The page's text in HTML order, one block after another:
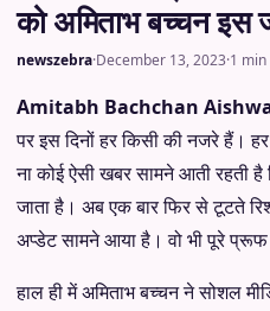
को अमिताभ बच्चन इस
newszebra·December 13, 2023·1
Amitabh Bachchan
पर इस दिनों हर किसी की नजरे हैं।
ना कोई ऐसी खबर सामने आती
जाता है। अब एक बार फिर से टूटते
अप्डेट सामने आया है। वो भी पूरे
हाल ही में अमिताभ बच्चन ने सोशल